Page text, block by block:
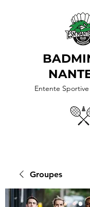
Entente
Groupes